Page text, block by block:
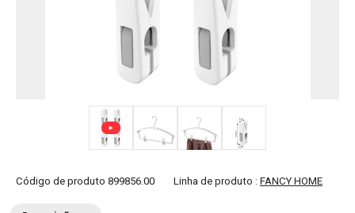
Código de produto 899856.00 Linha de produto : FANCY HOME